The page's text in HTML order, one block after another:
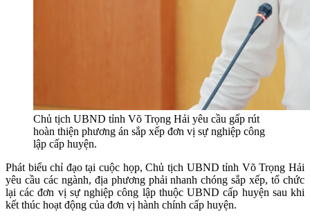
Chủ tịch UBND tỉnh Võ Trọng Hải yêu cầu gấp rút
hoàn thiện phương án sắp xếp đơn vị sự nghiệp công
lập cấp huyện.
Phát biểu chỉ đạo tại cuộc họp, Chủ tịch UBND tỉnh Võ Trọng Hải
yêu cầu các ngành, địa phương phải nhanh chóng sắp xếp, tổ chức
lại các đơn vị sự nghiệp công lập thuộc UBND cấp huyện sau khi
kết thúc hoạt động của đơn vị hành chính cấp huyện.